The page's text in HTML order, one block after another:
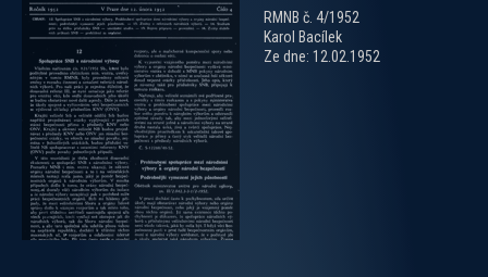
RMNB č. 4/1952
Karol Bacílek
Ze dne: 12.02.1952
zobrazit PDF dokument